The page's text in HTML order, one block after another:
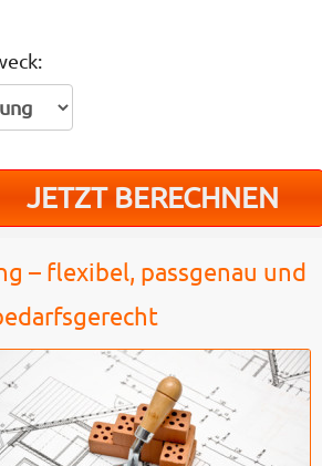
– flexibel, passgenau und